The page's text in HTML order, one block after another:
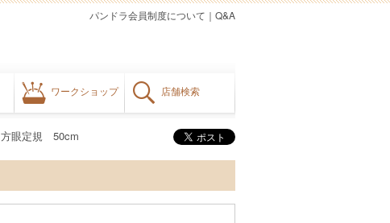
ワークショップ 店舗検索
Q&A
｜
パンドラ会員制度について
方眼定規 50cm